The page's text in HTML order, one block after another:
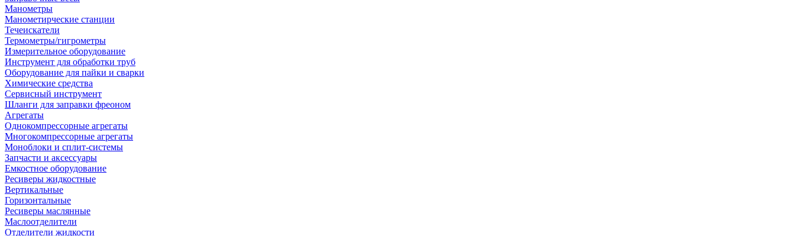
Манометры
Манометирческие станции
Течеискатели
Термометры/гигрометры
Измерительное оборудование
Инструмент для обработки труб
Оборудование для пайки и сварки
Химические средства
Сервисный инструмент
Шланги для заправки фреоном
Агрегаты
Однокомпрессорные агрегаты
Многокомпрессорные агрегаты
Моноблоки и сплит-системы
Запчасти и аксессуары
Емкостное оборудование
Ресиверы жидкостные
Вертикальные
Горизонтальные
Ресиверы маслянные
Маслоотделители
Отделители жидкости